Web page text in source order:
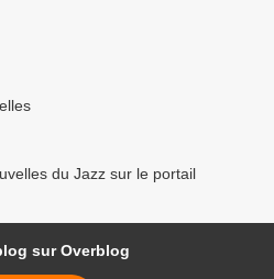
du Jazz sur le portail
sur Overblog